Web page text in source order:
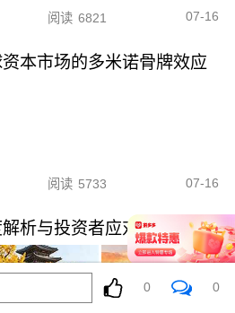
阅读 6821 07-16
本市场的多米诺骨牌效应
阅读 5733 07-16
析与投资者应对策略
0 0